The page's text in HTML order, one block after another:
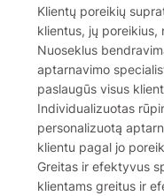
Klientų poreikių
klientus, jų poreikius,
Nuoseklus
aptarnavimo
paslaugūs visus
Individualizuotas
personalizuotą
klientu pagal jo
Greitas ir efektyvus
klientams greitus ir